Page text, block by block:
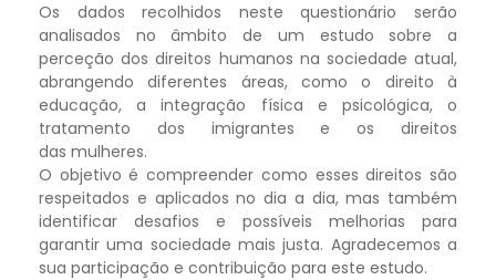
Os dados recolhidos neste questionário serão
analisados no âmbito de um estudo sobre a
perceção dos direitos humanos na sociedade atual,
abrangendo diferentes áreas, como o direito à
educação, a integração física e psicológica, o
tratamento dos imigrantes e os direitos
das mulheres.
O objetivo é compreender como esses direitos são
respeitados e aplicados no dia a dia, mas também
identificar desafios e possíveis melhorias para
garantir uma sociedade mais justa. Agradecemos a
sua participação e contribuição para este estudo.